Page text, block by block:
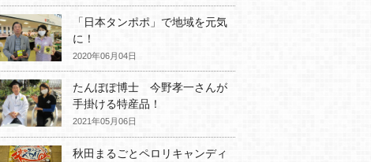
「日本タンポポ」で地域を元気
に！
2020年06月04日
たんぽぽ博士 今野孝一さんが
手掛ける特産品！
2021年05月06日
秋田まるごとペロリキャンディ